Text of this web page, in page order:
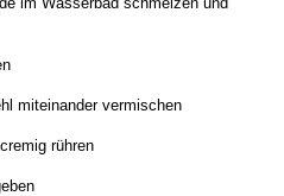
miteinander vermischen
rühren